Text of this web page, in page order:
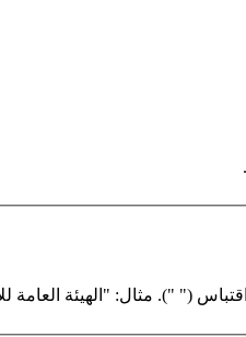
(" "). مثال: "الهيئة العامة